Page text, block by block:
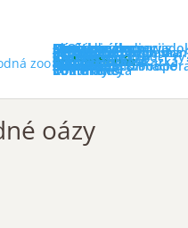
Ideme do zoo
Otváracie hodiny
Návštevnícky
Novinky
FAQ
Cenník
Návštevnícky servis
Program v zoo
Cesta do zoo
Mapa zoo
Straty a nálezy
Ochrana prírody
Záchranné programy
Rehabilitačná stanica
Sieť záchranných
Iné aktivity
Projekty v zoo
Výskum
Kampane
Ako môžeš pomôcť
Vzdelávanie
Pre školy
Pre tábory
Pre verejnosť
Zoo online
Súťaže
Zoo mimo areál
Podporte nás
Darčeková poukážka
Adopcia zvierat
Permanentka
Partneri
Dobrovoľníctvo
Sponzoring &
Zvieratá
O nás
Náš príbeh
Základné informácie
Členstvá
Press zóna
Dokumenty
Voľné miesta
Informácie
Kontakty
oázy